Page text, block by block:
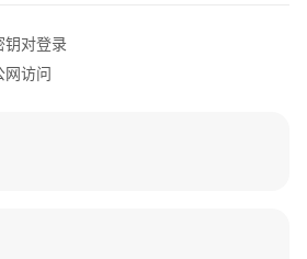
钥对登录
网访问